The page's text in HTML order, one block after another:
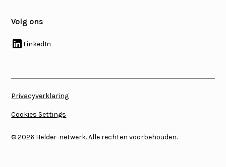
Volg ons
LinkedIn
©2026 Helder-netwerk. Alle rechten voorbehouden.
Privacyverklaring
Cookies Settings